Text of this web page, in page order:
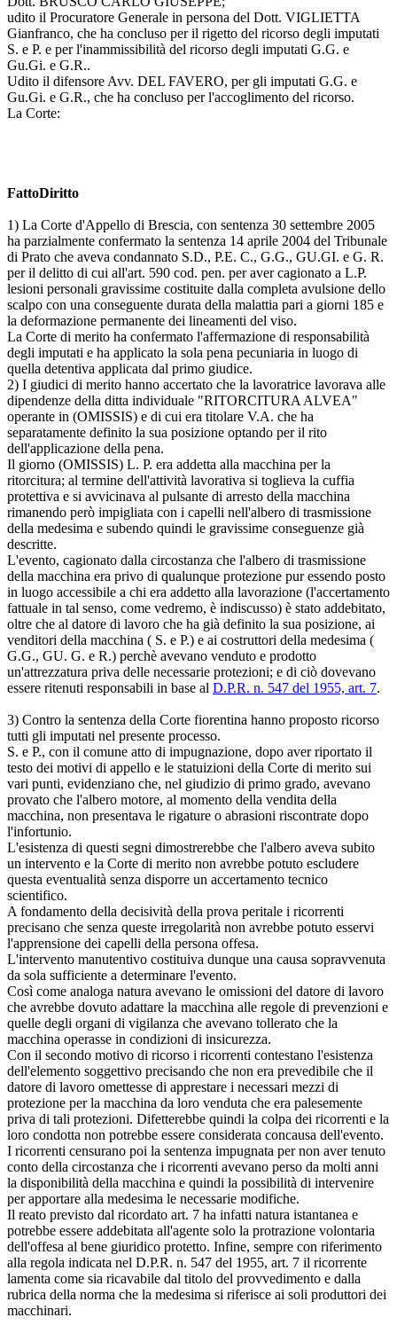
udito il Procuratore Generale in persona del Dott. VIGLIETTA
Gianfranco, che ha concluso per il rigetto del ricorso degli imputati
S. e P. e per l'inammissibilità del ricorso degli imputati G.G. e
Gu.Gi. e G.R..
Udito il difensore Avv. DEL FAVERO, per gli imputati G.G. e
Gu.Gi. e G.R., che ha concluso per l'accoglimento del ricorso.
La Corte:
FattoDiritto
1) La Corte d'Appello di Brescia, con sentenza 30 settembre 2005
ha parzialmente confermato la sentenza 14 aprile 2004 del Tribunale
di Prato che aveva condannato S.D., P.E. C., G.G., GU.GI. e G. R.
per il delitto di cui all'art. 590 cod. pen. per aver cagionato a L.P.
lesioni personali gravissime costituite dalla completa avulsione dello
scalpo con una conseguente durata della malattia pari a giorni 185 e
la deformazione permanente dei lineamenti del viso.
La Corte di merito ha confermato l'affermazione di responsabilità
degli imputati e ha applicato la sola pena pecuniaria in luogo di
quella detentiva applicata dal primo giudice.
2) I giudici di merito hanno accertato che la lavoratrice lavorava alle
dipendenze della ditta individuale "RITORCITURA ALVEA"
operante in (OMISSIS) e di cui era titolare V.A. che ha
separatamente definito la sua posizione optando per il rito
dell'applicazione della pena.
Il giorno (OMISSIS) L. P. era addetta alla macchina per la
ritorcitura; al termine dell'attività lavorativa si toglieva la cuffia
protettiva e si avvicinava al pulsante di arresto della macchina
rimanendo però impigliata con i capelli nell'albero di trasmissione
della medesima e subendo quindi le gravissime conseguenze già
descritte.
L'evento, cagionato dalla circostanza che l'albero di trasmissione
della macchina era privo di qualunque protezione pur essendo posto
in luogo accessibile a chi era addetto alla lavorazione (l'accertamento
fattuale in tal senso, come vedremo, è indiscusso) è stato addebitato,
oltre che al datore di lavoro che ha già definito la sua posizione, ai
venditori della macchina ( S. e P.) e ai costruttori della medesima (
G.G., GU. G. e R.) perchè avevano venduto e prodotto
un'attrezzatura priva delle necessarie protezioni; e di ciò dovevano
essere ritenuti responsabili in base al D.P.R. n. 547 del 1955, art. 7.
3) Contro la sentenza della Corte fiorentina hanno proposto ricorso
tutti gli imputati nel presente processo.
S. e P., con il comune atto di impugnazione, dopo aver riportato il
testo dei motivi di appello e le statuizioni della Corte di merito sui
vari punti, evidenziano che, nel giudizio di primo grado, avevano
provato che l'albero motore, al momento della vendita della
macchina, non presentava le rigature o abrasioni riscontrate dopo
l'infortunio.
L'esistenza di questi segni dimostrerebbe che l'albero aveva subito
un intervento e la Corte di merito non avrebbe potuto escludere
questa eventualità senza disporre un accertamento tecnico
scientifico.
A fondamento della decisività della prova peritale i ricorrenti
precisano che senza queste irregolarità non avrebbe potuto esservi
l'apprensione dei capelli della persona offesa.
L'intervento manutentivo costituiva dunque una causa sopravvenuta
da sola sufficiente a determinare l'evento.
Così come analoga natura avevano le omissioni del datore di lavoro
che avrebbe dovuto adattare la macchina alle regole di prevenzioni e
quelle degli organi di vigilanza che avevano tollerato che la
macchina operasse in condizioni di insicurezza.
Con il secondo motivo di ricorso i ricorrenti contestano l'esistenza
dell'elemento soggettivo precisando che non era prevedibile che il
datore di lavoro omettesse di apprestare i necessari mezzi di
protezione per la macchina da loro venduta che era palesemente
priva di tali protezioni. Difetterebbe quindi la colpa dei ricorrenti e la
loro condotta non potrebbe essere considerata concausa dell'evento.
I ricorrenti censurano poi la sentenza impugnata per non aver tenuto
conto della circostanza che i ricorrenti avevano perso da molti anni
la disponibilità della macchina e quindi la possibilità di intervenire
per apportare alla medesima le necessarie modifiche.
Il reato previsto dal ricordato art. 7 ha infatti natura istantanea e
potrebbe essere addebitata all'agente solo la protrazione volontaria
dell'offesa al bene giuridico protetto. Infine, sempre con riferimento
alla regola indicata nel D.P.R. n. 547 del 1955, art. 7 il ricorrente
lamenta come sia ricavabile dal titolo del provvedimento e dalla
rubrica della norma che la medesima si riferisce ai soli produttori dei
macchinari.